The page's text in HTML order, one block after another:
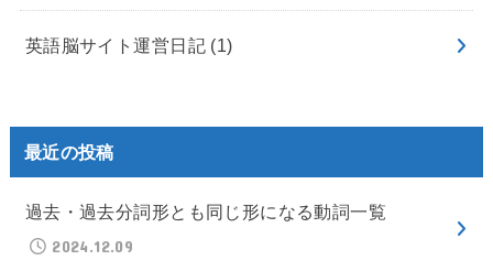
英語脳サイト運営日記 (1)
最近の投稿
過去・過去分詞形とも同じ形になる動詞一覧
2024.12.09